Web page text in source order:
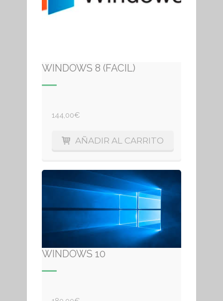
WINDOWS 8 (FACIL)
144,00€
AÑADIR AL CARRITO
WINDOWS 10